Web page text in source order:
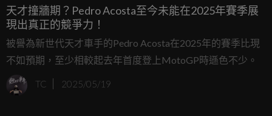
天才撞牆期？Pedro Acosta至今未能在2025年賽季展
現出真正的競爭力！
被譽為新世代天才車手的Pedro Acosta在2025年的賽季比現
不如預期，至少相較起去年首度登上MotoGP時遜色不少。
TC 2025/05/19